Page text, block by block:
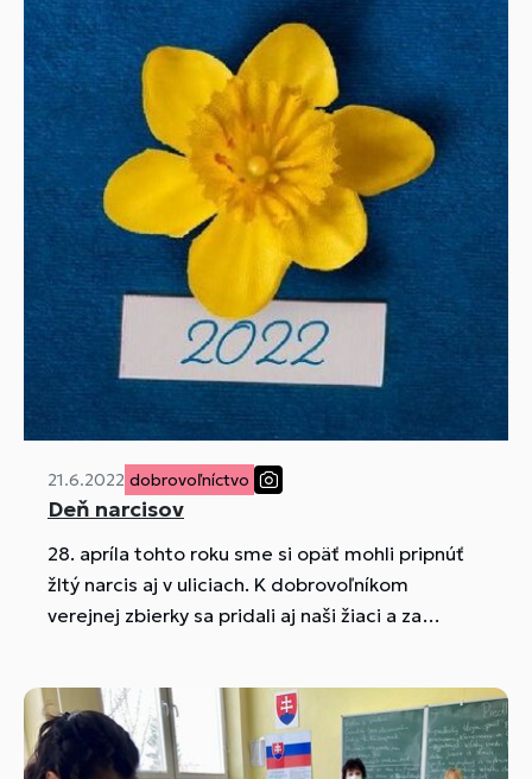
21.6.2022 dobrovoľníctvo
Deň narcisov
28. apríla tohto roku sme si opäť mohli pripnúť
žltý narcis aj v uliciach. K dobrovoľníkom
verejnej zbierky sa pridali aj naši žiaci a za
proti rakovine.